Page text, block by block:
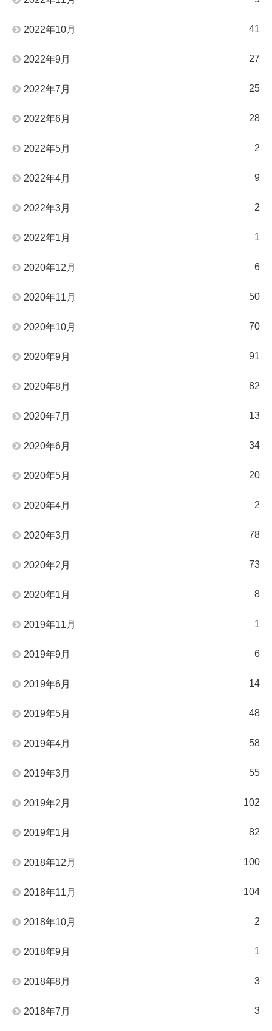
2022年10月 41
2022年9月 27
2022年7月 25
2022年6月 28
2022年5月 2
2022年4月 9
2022年3月 2
2022年1月 1
2020年12月 6
2020年11月 50
2020年10月 70
2020年9月 91
2020年8月 82
2020年7月 13
2020年6月 34
2020年5月 20
2020年4月 2
2020年3月 78
2020年2月 73
2020年1月 8
2019年11月 1
2019年9月 6
2019年6月 14
2019年5月 48
2019年4月 58
2019年3月 55
2019年2月 102
2019年1月 82
2018年12月 100
2018年11月 104
2018年10月 2
2018年9月 1
2018年8月 3
2018年7月 3